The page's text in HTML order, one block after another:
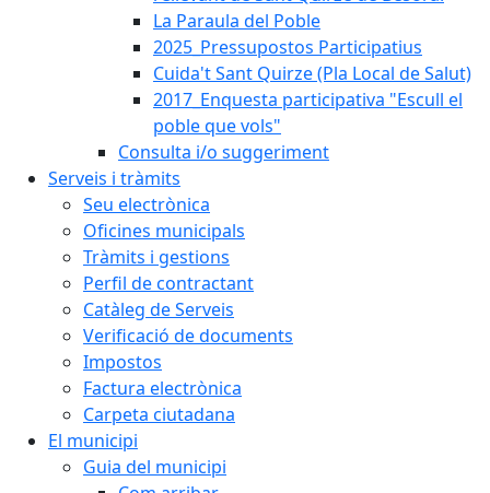
La Paraula del Poble
2025_Pressupostos Participatius
Cuida't Sant Quirze (Pla Local de Salut)
2017_Enquesta participativa "Escull el
poble que vols"
Consulta i/o suggeriment
Serveis i tràmits
Seu electrònica
Oficines municipals
Tràmits i gestions
Perfil de contractant
Catàleg de Serveis
Verificació de documents
Impostos
Factura electrònica
Carpeta ciutadana
El municipi
Guia del municipi